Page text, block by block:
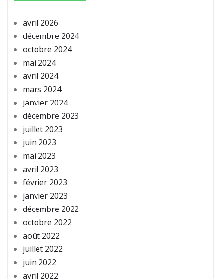
avril 2026
décembre 2024
octobre 2024
mai 2024
avril 2024
mars 2024
janvier 2024
décembre 2023
juillet 2023
juin 2023
mai 2023
avril 2023
février 2023
janvier 2023
décembre 2022
octobre 2022
août 2022
juillet 2022
juin 2022
avril 2022